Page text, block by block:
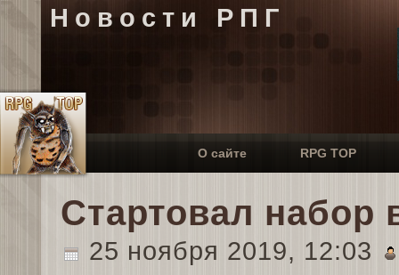
Новости РПГ
О сайте RPG TOP
Стартовал набор
25 ноября 2019, 12:03